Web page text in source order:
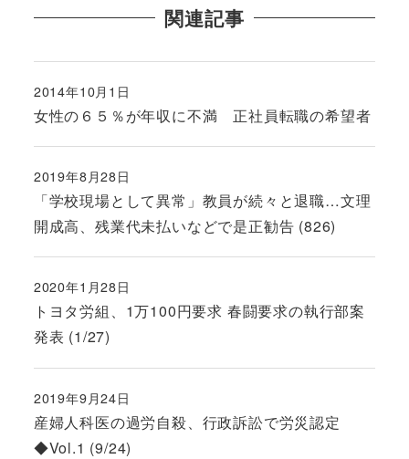
関連記事
女性の６５％が年収に不満 正社員転職の希望者
投稿日
2014年10月1日
「学校現場として異常」教員が続々と退職…文理
開成高、残業代未払いなどで是正勧告 (826)
投稿日
2019年8月28日
トヨタ労組、1万100円要求 春闘要求の執行部案
発表 (1/27)
投稿日
2020年1月28日
産婦人科医の過労自殺、行政訴訟で労災認定
◆Vol.1 (9/24)
投稿日
2019年9月24日